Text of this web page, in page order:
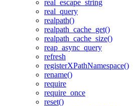
real_escape_string
real_query
realpath()
realpath_cache_get()
realpath_cache_size()
reap_async_query
refresh
registerXPathNamespace()
rename()
require
require_once
reset()